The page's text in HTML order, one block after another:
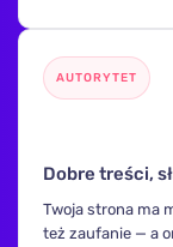
AUTORYTET
Dobre treści,
Twoja strona ma
też zaufanie — a